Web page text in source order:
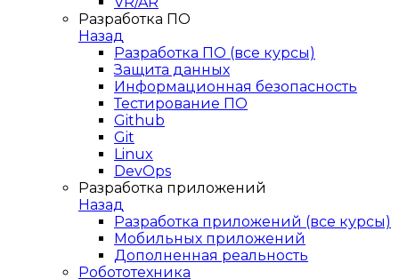
Разработка ПО
Назад
Разработка ПО (все курсы)
Защита данных
Информационная безопасность
Тестирование ПО
Github
Git
Linux
DevOps
Разработка приложений
Назад
Разработка приложений (все курсы)
Мобильных приложений
Дополненная реальность
Робототехника